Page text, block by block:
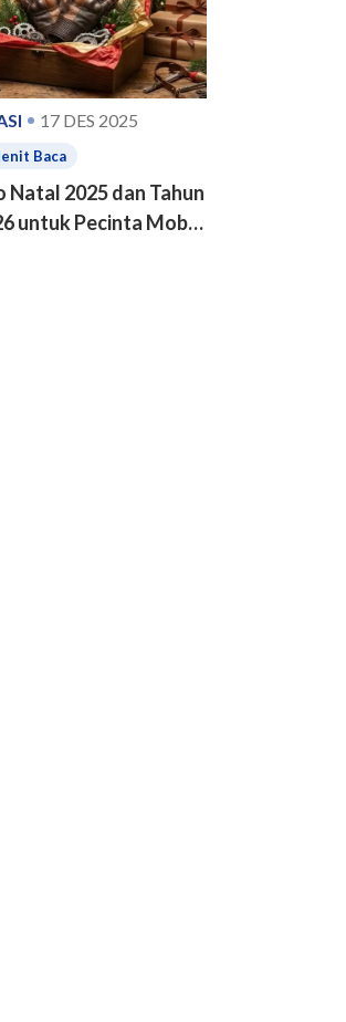
17 DES 2025
Baca
Natal 2025 dan Tahun
untuk Pecinta Mobil